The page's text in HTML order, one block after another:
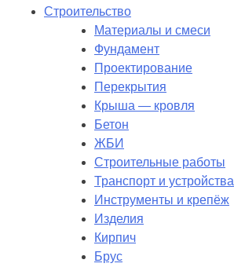
Строительство
Материалы и смеси
Фундамент
Проектирование
Перекрытия
Крыша — кровля
Бетон
ЖБИ
Строительные работы
Транспорт и устройства
Инструменты и крепёж
Изделия
Кирпич
Брус